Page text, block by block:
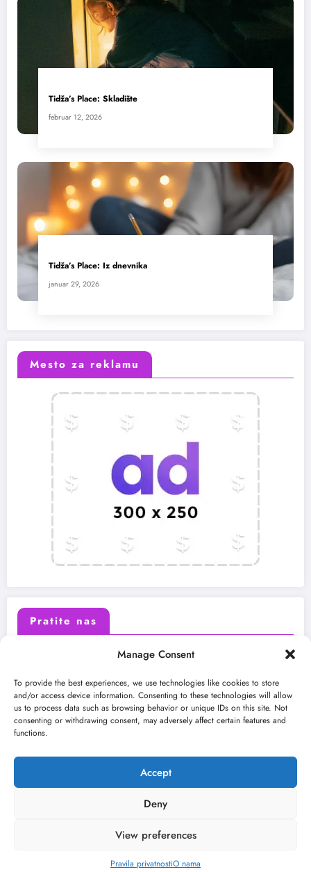
Manage Consent
To provide the best experiences, we use technologies like cookies to store
and/or access device information. Consenting to these technologies will allow
us to process data such as browsing behavior or unique IDs on this site. Not
consenting or withdrawing consent, may adversely affect certain features and
functions.
Accept
Deny
View preferences
Pravila privatnostiO nama
Tidža’s Place: Skladište
februar 12, 2026
Tidža’s Place: Iz dnevnika
januar 29, 2026
Mesto za reklamu
Pratite nas
Instagram Youtube
O nama Uslovi
Kontakt
Kulturni kišobran| Powered BySpiceThemes